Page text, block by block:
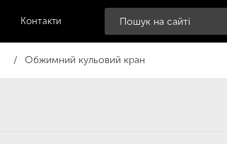
Контакти
Обжимний кульовий кран